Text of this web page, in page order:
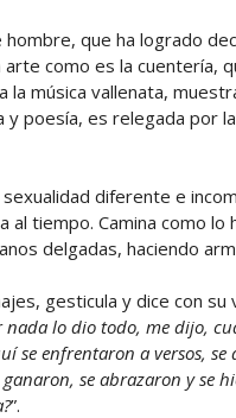
hombre, que ha logrado
como es la cuentería,
la música vallenata,
poesía, es relegada por
diferente e
al tiempo. Camina como
delgadas, haciendo
gesticula y dice con su
lo dio todo, me dijo,
se enfrentaron a versos,
se abrazaron y se
”.